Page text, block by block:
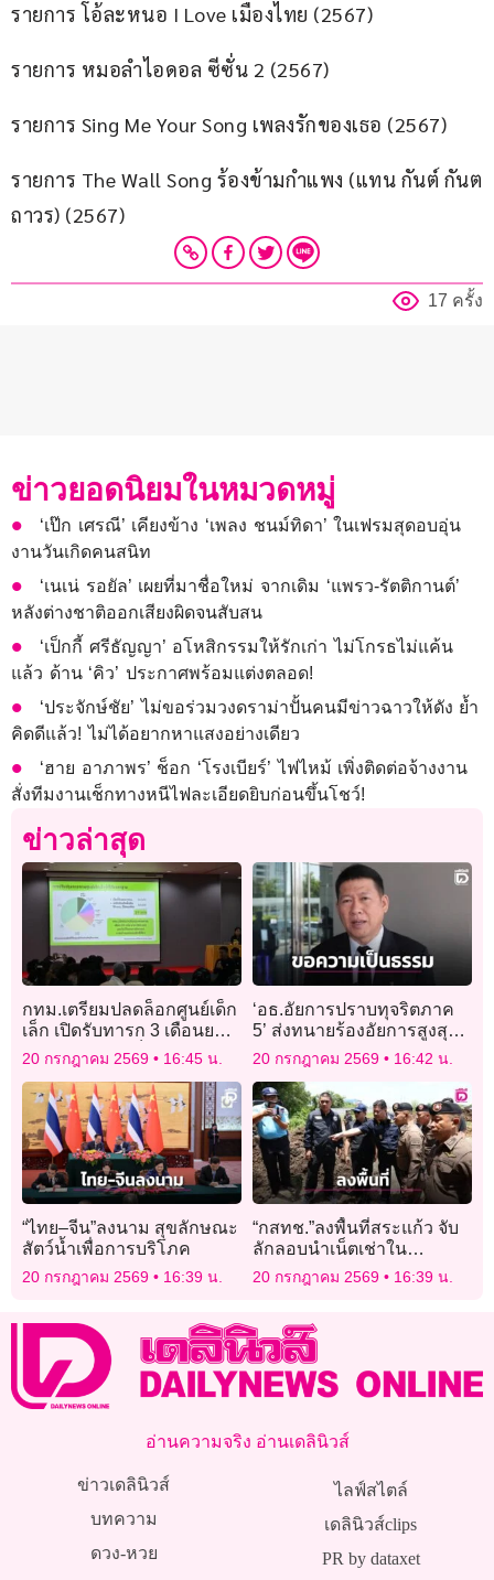
รายการ โอ้ละหนอ I Love เมืองไทย (2567)
รายการ หมอลำไอดอล ซีซั่น 2 (2567)
รายการ Sing Me Your Song เพลงรักของเธอ (2567)
รายการ The Wall Song ร้องข้ามกำแพง (แทน กันต์ กันต
ถาวร) (2567)
17 ครั้ง
ข่าวยอดนิยมในหมวดหมู่
‘เป๊ก เศรณี’ เคียงข้าง ‘เพลง ชนม์ทิดา’ ในเฟรมสุดอบอุ่น
งานวันเกิดคนสนิท
‘เนเน่ รอยัล’ เผยที่มาชื่อใหม่ จากเดิม ‘แพรว-รัตติกานต์’
หลังต่างชาติออกเสียงผิดจนสับสน
‘เป็กกี้ ศรีธัญญา’ อโหสิกรรมให้รักเก่า ไม่โกรธไม่แค้น
แล้ว ด้าน ‘คิว’ ประกาศพร้อมแต่งตลอด!
‘ประจักษ์ชัย’ ไม่ขอร่วมวงดราม่าปั้นคนมีข่าวฉาวให้ดัง ย้ำ
คิดดีแล้ว! ไม่ได้อยากหาแสงอย่างเดียว
‘ฮาย อาภาพร’ ช็อก ‘โรงเบียร์’ ไฟไหม้ เพิ่งติดต่อจ้างงาน
สั่งทีมงานเช็กทางหนีไฟละเอียดยิบก่อนขึ้นโชว์!
ข่าวล่าสุด
กทม.เตรียมปลดล็อกศูนย์เด็ก
เล็ก เปิดรับทารก 3 เดือนยก
ระดับการดูแลเด็กปฐมวัย
20 กรกฎาคม 2569 16:45 น.
‘อธ.อัยการปราบทุจริตภาค
5’ ส่งทนายร้องอัยการสูงสุด
อ้างถูกโยกย้ายตำแหน่งไม่
เป็นธรรม
20 กรกฎาคม 2569 16:42 น.
“ไทย–จีน”ลงนาม สุขลักษณะ
สัตว์น้ำเพื่อการบริโภค
20 กรกฎาคม 2569 16:39 น.
“กสทช.”ลงพื้นที่สระแก้ว จับ
ลักลอบนำเน็ตเช่าใน
“กาสิโน” กัมพูชา
20 กรกฎาคม 2569 16:39 น.
อ่านความจริง อ่านเดลินิวส์
ข่าวเดลินิวส์
บทความ
ดวง-หวย
ไลฟ์สไตล์
เดลินิวส์clips
PR by dataxet